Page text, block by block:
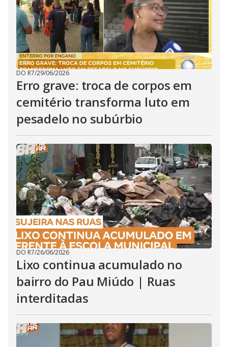
DO R7/29/06/2026
Erro grave: troca de corpos em
cemitério transforma luto em
pesadelo no subúrbio
DO R7/26/06/2026
Lixo continua acumulado no
bairro do Pau Miúdo | Ruas
interditadas